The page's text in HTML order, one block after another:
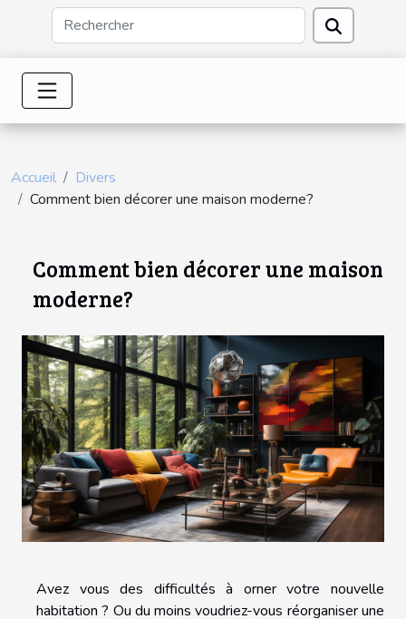
Accueil
Divers
Comment bien décorer une maison moderne?
Comment bien décorer une maison
moderne?
Avez vous des difficultés à orner votre nouvelle
habitation ? Ou du moins voudriez-vous réorganiser une